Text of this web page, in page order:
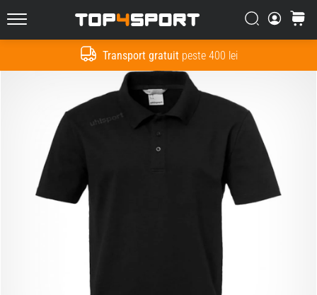
Transport gratuitpeste 400 lei
Top4Sport.ro Căutare
Cos